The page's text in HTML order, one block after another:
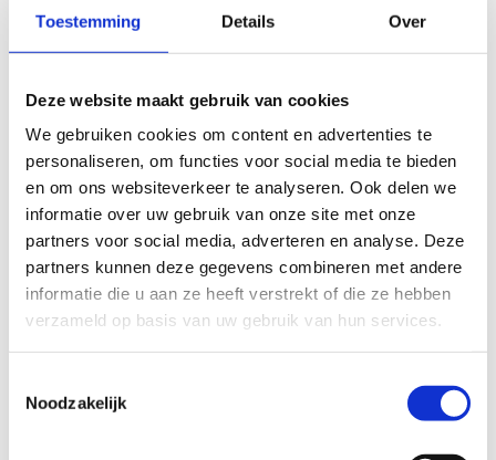
Toestemming Details Over
Deze website maakt gebruik van cookies
We gebruiken cookies om content en advertenties te
personaliseren, om functies voor social media te bieden
en om ons websiteverkeer te analyseren. Ook delen we
informatie over uw gebruik van onze site met onze
partners voor social media, adverteren en analyse. Deze
partners kunnen deze gegevens combineren met andere
informatie die u aan ze heeft verstrekt of die ze hebben
verzameld op basis van uw gebruik van hun services.
Noodzakelijk
De grafkapel van Elene (rood)
De duivelsvoetstap in een blok Balegemse zandsteen
Laat je onderdompelen in de Vlaamse Ardennen en
geniet!
Startplaatsen
Hemelrijkstraat 5 9620 Zottegem